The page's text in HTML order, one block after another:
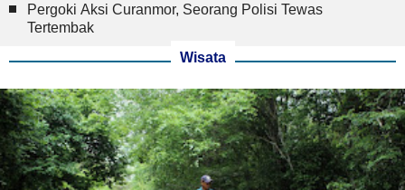
Pergoki Aksi Curanmor, Seorang Polisi Tewas
Tertembak
Wisata